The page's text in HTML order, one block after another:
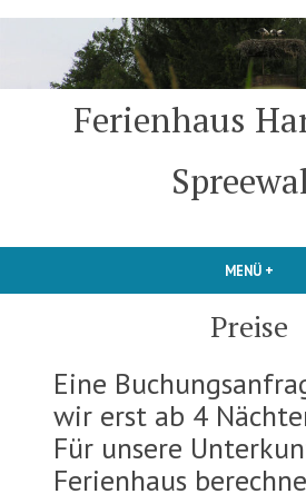
Zum
Ferienhaus
MENÜ +
Preise
Eine
wir erst ab 4
Für unsere
Ferienhaus